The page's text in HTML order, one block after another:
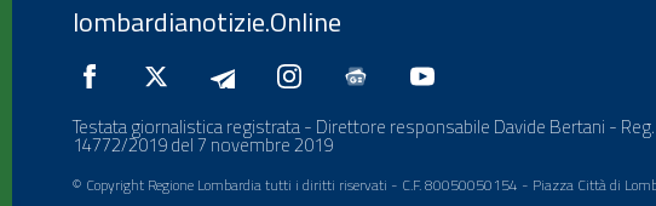
lombardianotizie.Online
Testata giornalistica registrata - Direttore responsabile Davide Bertani - Reg.
14772/2019 del 7 novembre 2019
© Copyright Regione Lombardia tutti i diritti riservati - C.F. 80050050154 - Piazza Città di